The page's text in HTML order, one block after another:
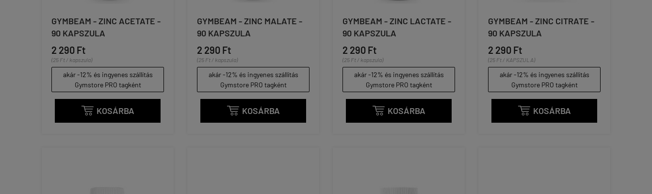
GYMBEAM - ZINC ACETATE -
90 KAPSZULA
2 290 Ft
(25 Ft / kapszula)
akár -12% és ingyenes szállítás
Gymstore PRO tagként
 KOSÁRBA
GYMBEAM - ZINC MALATE -
90 KAPSZULA
2 290 Ft
(25 Ft / kapszula)
akár -12% és ingyenes szállítás
Gymstore PRO tagként
 KOSÁRBA
GYMBEAM - ZINC LACTATE -
90 KAPSZULA
2 290 Ft
(25 Ft / kapszula)
akár -12% és ingyenes szállítás
Gymstore PRO tagként
 KOSÁRBA
GYMBEAM - ZINC CITRATE -
90 KAPSZULA
2 290 Ft
(25 Ft / KAPSZULA)
akár -12% és ingyenes szállítás
Gymstore PRO tagként
 KOSÁRBA